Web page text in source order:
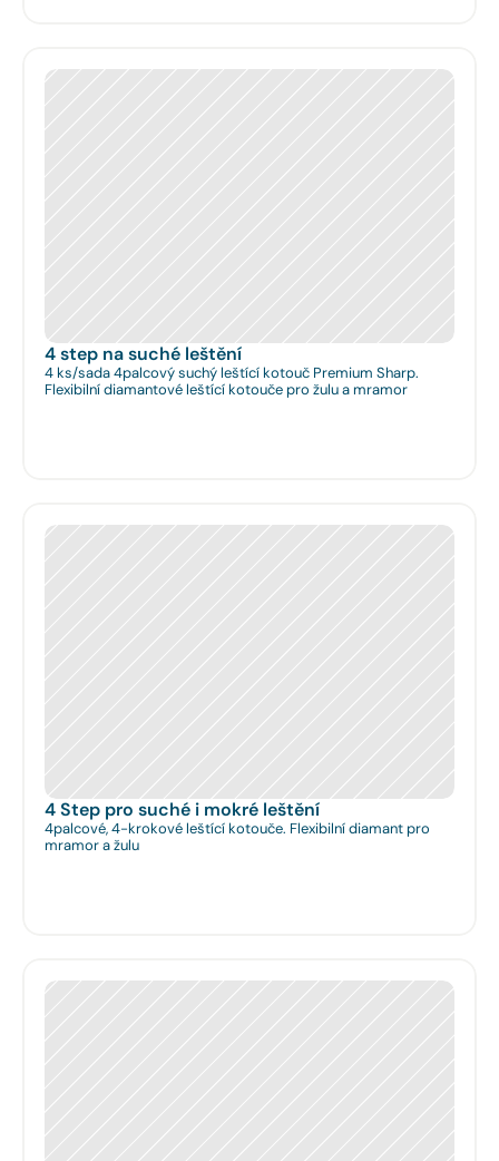
4 step na suché leštění
4 ks/sada 4palcový suchý leštící kotouč Premium Sharp.
Flexibilní diamantové leštící kotouče pro žulu a mramor
4 Step pro suché i mokré leštění
4palcové, 4-krokové leštící kotouče. Flexibilní diamant pro
mramor a žulu